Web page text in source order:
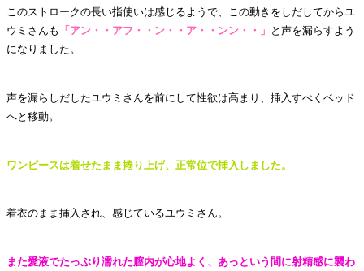
このストロークの長い指使いは感じるようで、この動きをしだしてからユ
ウミさんも 「アン・・アフ・・ン・・ア・・ンン・・」 と声を漏らすよう
になりました。
声を漏らしだしたユウミさんを前にして性欲は高まり、挿入すべくベッド
へと移動。
ワンピースは着せたまま捲り上げ、正常位で挿入しました。
着衣のまま挿入され、感じているユウミさん。
また愛液でたっぷり濡れた膣内が心地よく、あっという間に射精感に襲わ